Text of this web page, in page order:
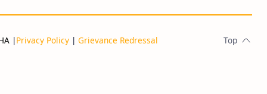
|Privacy Policy | Grievance Redressal